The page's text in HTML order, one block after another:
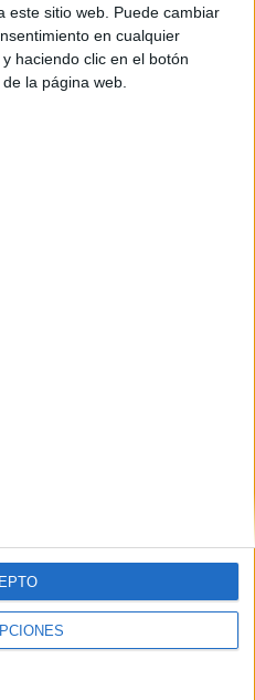
este sitio web. Puede cambiar
en cualquier
haciendo clic en el botón
la página web.
entre el Ittihad de
Barcelona